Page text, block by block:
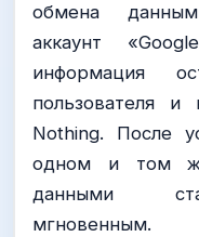
обмена
аккаунт
информация
пользователя
Nothing. После
одном и том
данными
мгновенным.